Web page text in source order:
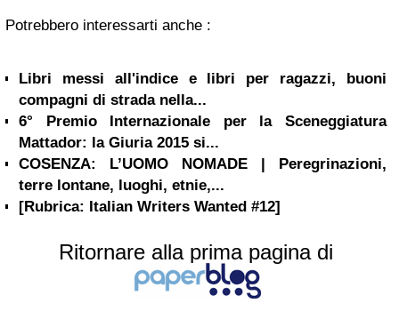
Potrebbero interessarti anche :
Libri messi all'indice e libri per ragazzi, buoni
compagni di strada nella...
6° Premio Internazionale per la Sceneggiatura
Mattador: la Giuria 2015 si...
COSENZA: L’UOMO NOMADE | Peregrinazioni,
terre lontane, luoghi, etnie,...
[Rubrica: Italian Writers Wanted #12]
Ritornare alla prima pagina di